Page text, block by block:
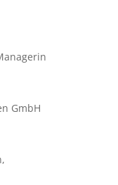
GmbH